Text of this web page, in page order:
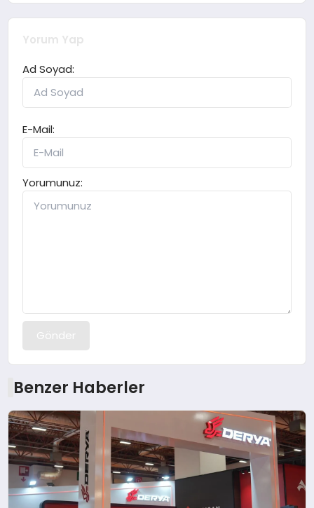
Yorum Yap
Ad Soyad:
E-Mail:
Yorumunuz:
Gönder
Benzer Haberler